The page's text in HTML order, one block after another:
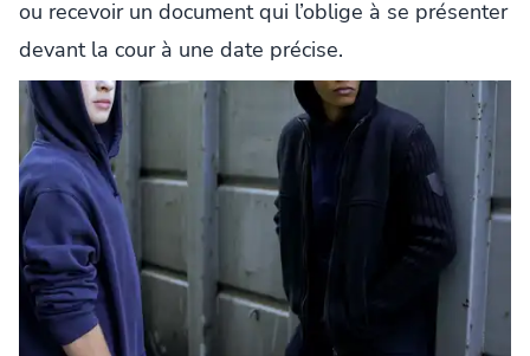
ou recevoir un document qui l’oblige à se présenter
devant la cour à une date précise.